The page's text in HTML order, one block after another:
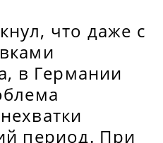
что даже с
в Германии
период. При